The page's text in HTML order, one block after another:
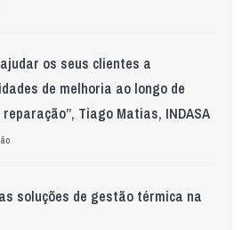
ajudar os seus clientes a
de melhoria ao longo de
Tiago Matias, INDASA
soluções de gestão térmica na